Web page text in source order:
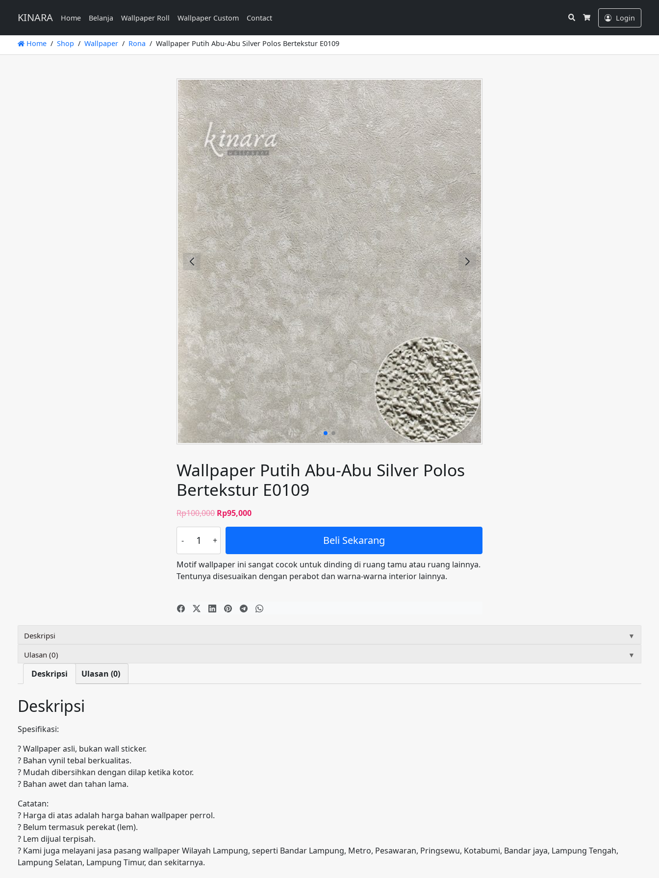
KINARA Home Belanja Wallpaper Roll Wallpaper Custom Contact
Search
Cart
Login
Home Shop Wallpaper Rona Wallpaper Putih Abu-Abu Silver Polos Bertekstur E0109
Wallpaper Putih Abu-Abu Silver Polos
Bertekstur E0109
Rp100,000 Harga
aslinya
Rp95,000Harga
saat
Rp95,000.
Wallpaper
Putih
Abu-
Abu
Polos
Bertekstur
Beli Sekarang
Motif wallpaper ini sangat cocok untuk dinding di ruang tamu atau ruang lainnya.
Tentunya disesuaikan dengan perabot dan warna-warna interior lainnya.
Deskripsi
▼
Ulasan (0)
▼
Deskripsi Ulasan (0)
Deskripsi
Spesifikasi:
? Wallpaper asli, bukan wall sticker.
? Bahan vynil tebal berkualitas.
? Mudah dibersihkan dengan dilap ketika kotor.
? Bahan awet dan tahan lama.
Catatan:
? Harga di atas adalah harga bahan wallpaper perrol.
? Belum termasuk perekat (lem).
? Lem dijual terpisah.
? Kami juga melayani jasa pasang wallpaper Wilayah Lampung, seperti Bandar Lampung, Metro, Pesawaran, Pringsewu, Kotabumi, Bandar jaya, Lampung Tengah,
Lampung Selatan, Lampung Timur, dan sekitarnya.